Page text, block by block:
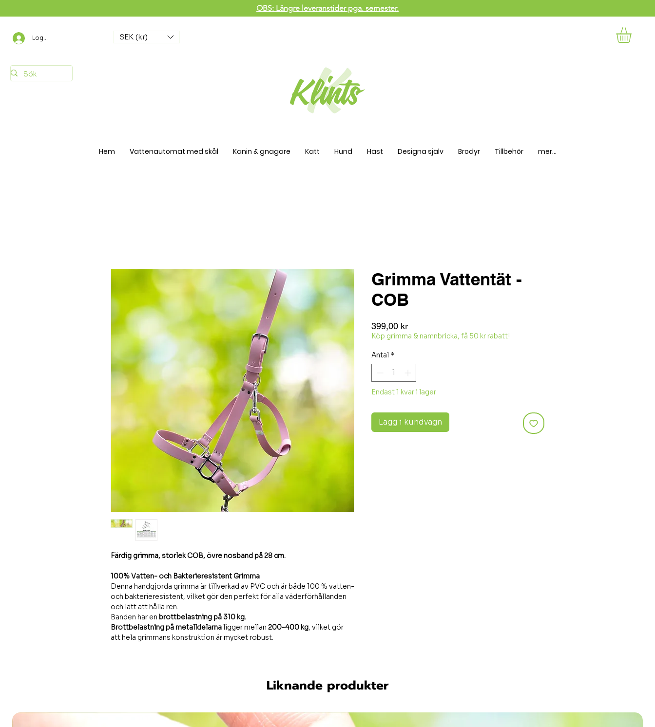
Logga in SEK (kr)
OBS: Längre leveranstider pga. semester.
Hem Vattenautomat med skål Kanin & gnagare Katt Hund Häst Designa själv Brodyr Tillbehör mer...
Färdig grimma, storlek COB, övre nosband på 28 cm.
100% Vatten- och Bakterieresistent Grimma
Denna handgjorda grimma är tillverkad av PVC och är både 100 % vatten-
och bakterieresistent, vilket gör den perfekt för alla väderförhållanden
och lätt att hålla ren.
Banden har en brottbelastning på 310 kg.
Brottbelastning på metalldelarnaligger mellan 200-400 kg, vilket gör
att hela grimmans konstruktion är mycket robust.
Grimma Vattentät -
COB
399,00 krPris
Köp grimma & namnbricka, få 50 kr rabatt!
Antal *
Endast 1 kvar i lager
Lägg i kundvagn
Liknande produkter